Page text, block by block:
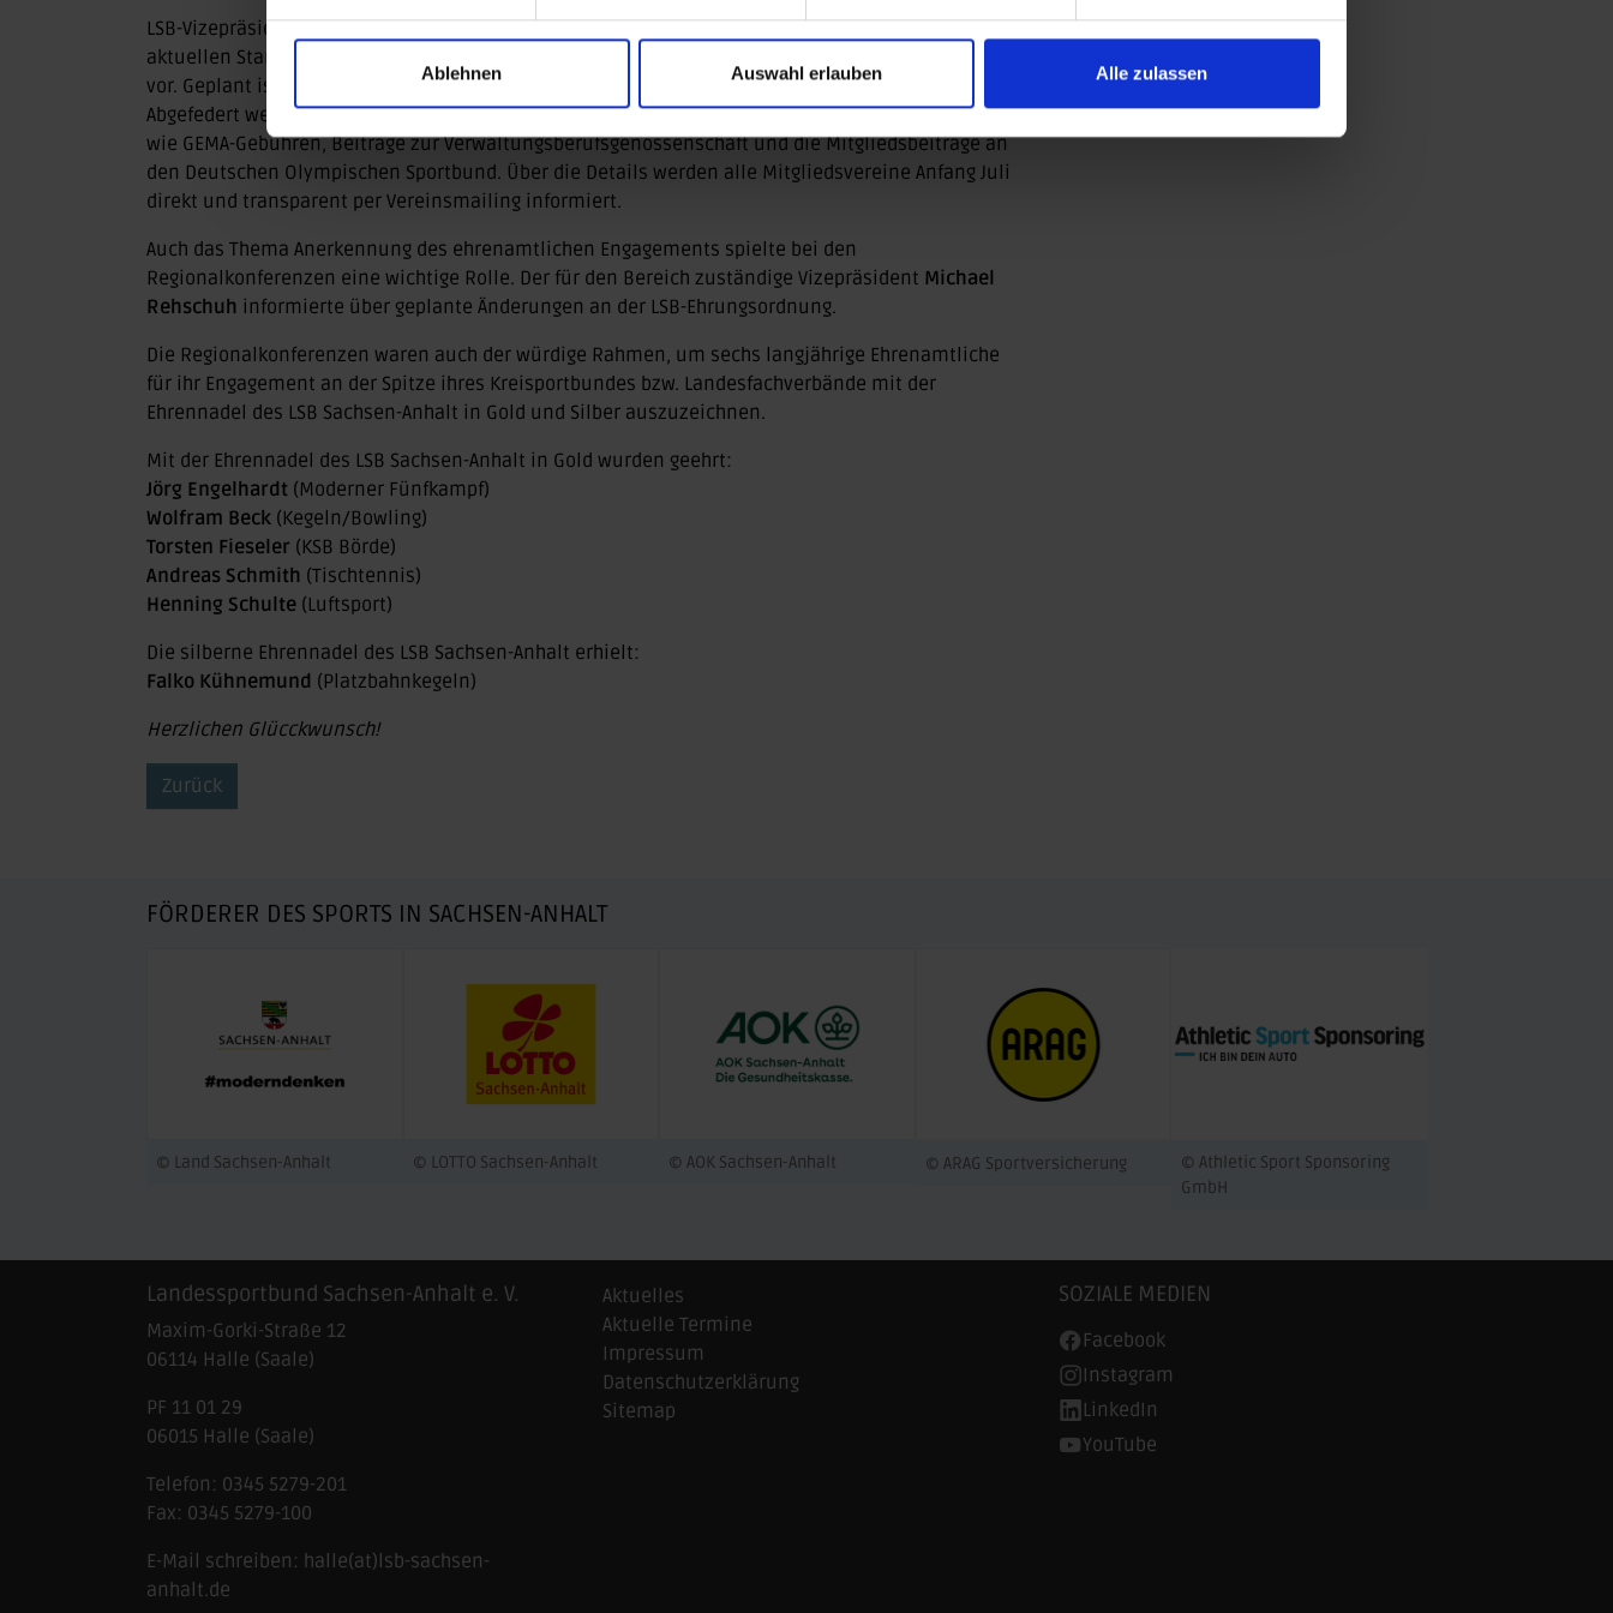
Ablehnen Auswahl erlauben Alle zulassen
LSB-Vizepräsidentin Finanzen,
aktuellen Stand der Arbeitsgruppe zur Anpassung der Mitgliedsbeiträge im LSB Sachsen-Anhalt
vor. Geplant ist eine moderate Anpassung der seit 2011 unveränderten Beiträge ab 2025.
Abgefedert werden sollen hiermit die über die Jahre gestiegenen mitgliederbezogenen Kosten
wie GEMA-Gebühren, Beiträge zur Verwaltungsberufsgenossenschaft und die Mitgliedsbeiträge an
den Deutschen Olympischen Sportbund. Über die Details werden alle Mitgliedsvereine Anfang Juli
direkt und transparent per Vereinsmailing informiert.
Auch das Thema Anerkennung des ehrenamtlichen Engagements spielte bei den
Regionalkonferenzen eine wichtige Rolle. Der für den Bereich zuständige Vizepräsident Michael
Rehschuh informierte über geplante Änderungen an der LSB-Ehrungsordnung.
Die Regionalkonferenzen waren auch der würdige Rahmen, um sechs langjährige Ehrenamtliche
für ihr Engagement an der Spitze ihres Kreisportbundes bzw. Landesfachverbände mit der
Ehrennadel des LSB Sachsen-Anhalt in Gold und Silber auszuzeichnen.
Mit der Ehrennadel des LSB Sachsen-Anhalt in Gold wurden geehrt:
Jörg Engelhardt (Moderner Fünfkampf)
Wolfram Beck (Kegeln/Bowling)
Torsten Fieseler (KSB Börde)
Andreas Schmith (Tischtennis)
Henning Schulte (Luftsport)
Die silberne Ehrennadel des LSB Sachsen-Anhalt erhielt:
Falko Kühnemund (Platzbahnkegeln)
Herzlichen Glücckwunsch!
Zurück
FÖRDERER DES SPORTS IN SACHSEN-ANHALT
© Land Sachsen-Anhalt © LOTTO Sachsen-Anhalt © AOK Sachsen-Anhalt © ARAG Sportversicherung
© Athletic Sport Sponsoring
GmbH
Landessportbund Sachsen-Anhalt e. V.
Maxim-Gorki-Straße 12
06114 Halle (Saale)
PF 11 01 29
06015 Halle (Saale)
Telefon: 0345 5279-201
Fax: 0345 5279-100
E-Mail schreiben: halle(at)lsb-sachsen-
anhalt.de
Aktuelles
Aktuelle Termine
Impressum
Datenschutzerklärung
Sitemap
SOZIALE MEDIEN
Facebook
Instagram
LinkedIn
YouTube